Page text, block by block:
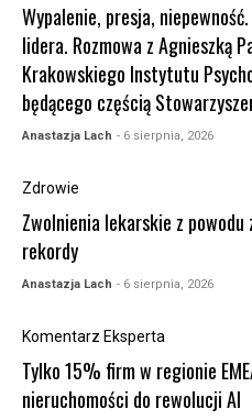
Wypalenie, presja,
lidera. Rozmowa z Agnieszką
Krakowskiego Instytutu
będącego częścią
Anastazja Lach - 6 sierpnia, 2026
Zdrowie
Zwolnienia lekarskie z
rekordy
Anastazja Lach - 6 sierpnia, 2026
Komentarz Eksperta
Tylko 15% firm w regionie
nieruchomości do rewolucji AI